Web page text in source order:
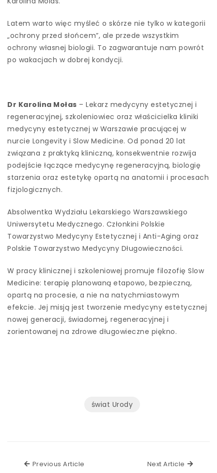
Latem warto więc myśleć o skórze nie tylko w kategorii
„ochrony przed słońcem”, ale przede wszystkim
ochrony własnej biologii. To zagwarantuje nam powrót
po wakacjach w dobrej kondycji.
Dr Karolina Mołas – Lekarz medycyny estetycznej i
regeneracyjnej, szkoleniowiec oraz właścicielka kliniki
medycyny estetycznej w Warszawie pracującej w
nurcie Longevity i Slow Medicine. Od ponad 20 lat
związana z praktyką kliniczną, konsekwentnie rozwija
podejście łączące medycynę regeneracyjną, biologię
starzenia oraz estetykę opartą na anatomii i procesach
fizjologicznych.
Absolwentka Wydziału Lekarskiego Warszawskiego
Uniwersytetu Medycznego. Członkini Polskie
Towarzystwo Medycyny Estetycznej i Anti-Aging oraz
Polskie Towarzystwo Medycyny Długowieczności.
W pracy klinicznej i szkoleniowej promuje filozofię Slow
Medicine: terapię planowaną etapowo, bezpieczną,
opartą na procesie, a nie na natychmiastowym
efekcie. Jej misją jest tworzenie medycyny estetycznej
nowej generacji, świadomej, regeneracyjnej i
zorientowanej na zdrowe długowieczne piękno.
świat Urody
Previous Article Next Article Next